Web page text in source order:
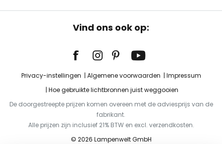
Vind ons ook op:
Privacy-instellingen Algemene voorwaarden
Impressum
Hoe gebruikte lichtbronnen juist weggooien
De doorgestreepte prijzen komen overeen met de adviesprijs van de
fabrikant.
Alle prijzen zijn inclusief 21% BTW en excl. verzendkosten.
© 2026 Lampenwelt GmbH